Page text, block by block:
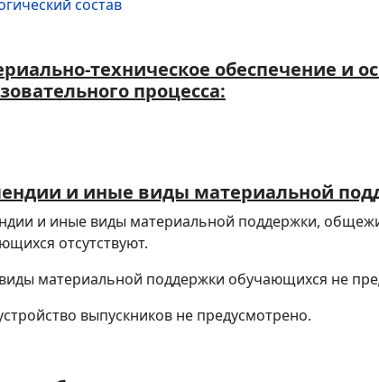
состав
техническое обеспечение и
процесса:
и иные виды материальной
и иные виды материальной поддержки,
отсутствуют.
материальной поддержки обучающихся не
выпускников не предусмотрено.